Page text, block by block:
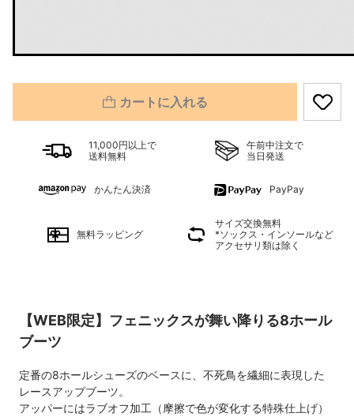
カートに入れる
11,000円以上で
送料無料
午前中注文で
当日発送
かんたん決済 PayPay
無料ラッピング
サイズ交換無料
*ソックス・インソールなど
アクセサリ類は除く
【WEB限定】フェニックスが舞い降りる8ホール
ブーツ
定番の8ホールシューズのベースに、不死鳥を繊細に表現した
レースアップブーツ。
アッパーにはラブオフ加工（摩擦で色が変化する特殊仕上げ）